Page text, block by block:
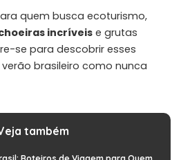
quem busca ecoturismo,
incríveis e grutas
se para descobrir esses
brasileiro como nunca
também